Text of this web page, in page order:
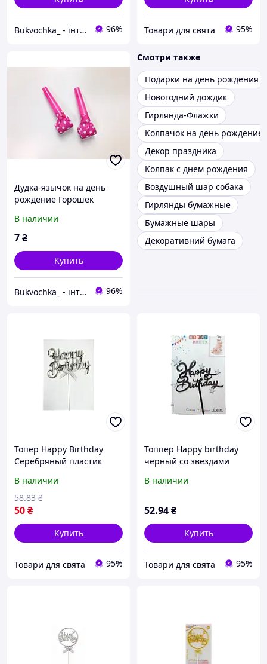
Bukvochka_ - інтернет-магазин канцтоварів та картин по номерам 96% Товари для свята 95%
Дудка-язычок на день
рождение Горошек
В наличии
7₴
Купить
Bukvochka_ - інтернет-магазин канцтоварів та картин по номерам 96%
Смотри также
Подарки на день рождения
Новогодний дождик
Гирлянда-Флажки
Колпачок на день рождение
Декор праздника
Колпак с днем рождения
Воздушный шар собака
Гирлянды бумажные
Бумажные шары
Декоративний бумага
Топер Happy Birthday
Серебряный пластик
В наличии
50₴
58.83 ₴
Купить
Товари для свята 95%
Топпер Happy birthday
черный со звездами
В наличии
52.94₴
Купить
Товари для свята 95%